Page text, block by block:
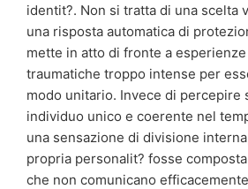
identit?. Non si tratta di una scelta
una risposta automatica di
mette in atto di fronte a
traumatiche troppo intense per
modo unitario. Invece di percepire
individuo unico e coerente nel
una sensazione di divisione
propria personalit? fosse
che non comunicano